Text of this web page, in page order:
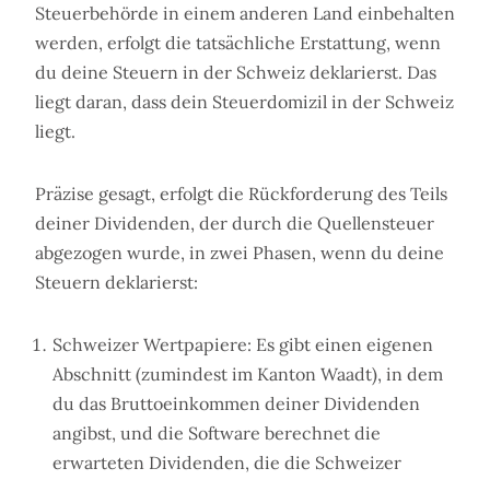
Steuerbehörde in einem anderen Land einbehalten
werden, erfolgt die tatsächliche Erstattung, wenn
du deine Steuern in der Schweiz deklarierst. Das
liegt daran, dass dein Steuerdomizil in der Schweiz
liegt.
Präzise gesagt, erfolgt die Rückforderung des Teils
deiner Dividenden, der durch die Quellensteuer
abgezogen wurde, in zwei Phasen, wenn du deine
Steuern deklarierst:
Schweizer Wertpapiere: Es gibt einen eigenen
Abschnitt (zumindest im Kanton Waadt), in dem
du das Bruttoeinkommen deiner Dividenden
angibst, und die Software berechnet die
erwarteten Dividenden, die die Schweizer